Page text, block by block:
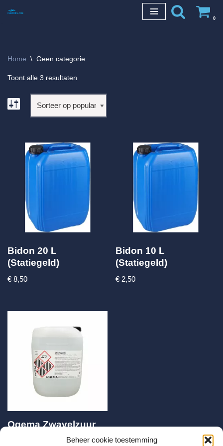
Beheer cookie toestemming
inhoud
0
Home \ Geen categorie
Toont alle 3 resultaten
Bidon 20 L
(Statiegeld)
€ 8,50
Bidon 10 L
(Statiegeld)
€ 2,50
Oqema Zwavelzuur
38% – 10L bidon